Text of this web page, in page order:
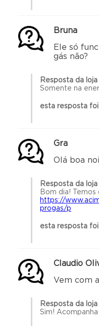
Bruna
Ele só
gás não?
Resposta da
Somente na
esta resposta
Gra
Olá boa
Resposta da
Bom dia! Temos
https://
progas/p
esta resposta
Claudio
Vem com
Resposta da
Sim!